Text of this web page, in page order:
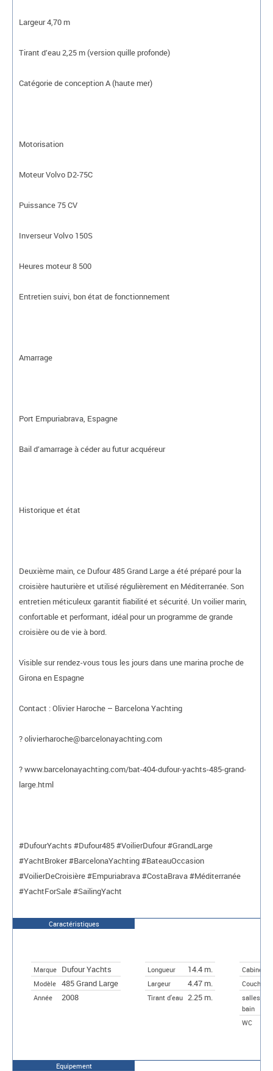
Largeur 4,70 m
Tirant d’eau 2,25 m (version quille profonde)
Catégorie de conception A (haute mer)
Motorisation
Moteur Volvo D2-75C
Puissance 75 CV
Inverseur Volvo 150S
Heures moteur 8 500
Entretien suivi, bon état de fonctionnement
Amarrage
Port Empuriabrava, Espagne
Bail d’amarrage à céder au futur acquéreur
Historique et état
Deuxième main, ce Dufour 485 Grand Large a été préparé pour la
croisière hauturière et utilisé régulièrement en Méditerranée. Son
entretien méticuleux garantit fiabilité et sécurité. Un voilier marin,
confortable et performant, idéal pour un programme de grande
croisière ou de vie à bord.
Visible sur rendez-vous tous les jours dans une marina proche de
Girona en Espagne
Contact : Olivier Haroche – Barcelona Yachting
? olivierharoche@barcelonayachting.com
? www.barcelonayachting.com/bat-404-dufour-yachts-485-grand-
large.html
#DufourYachts #Dufour485 #VoilierDufour #GrandLarge
#YachtBroker #BarcelonaYachting #BateauOccasion
#VoilierDeCroisière #Empuriabrava #CostaBrava #Méditerranée
#YachtForSale #SailingYacht
Caractéristiques
Marque Dufour Yachts
Modèle 485 Grand Large
Année 2008
Longueur 14.4 m.
Largeur 4.47 m.
Tirant d'eau 2.25 m.
Cabines
salles de
bain
WC
Equipement